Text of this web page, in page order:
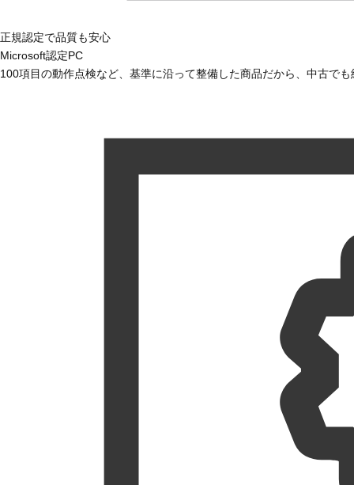
正規認定で品質も安心
Microsoft認定PC
100項目の動作点検など、基準に沿って整備した商品だから、中古で